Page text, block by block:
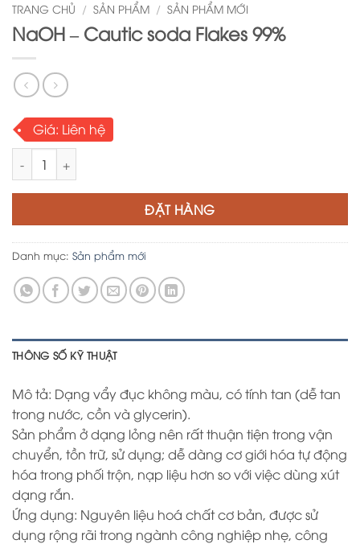
TRANG CHỦ / SẢN PHẨM / SẢN PHẨM MỚI
NaOH – Cautic soda Flakes 99%
Giá: Liên hệ
ĐẶT HÀNG
Danh mục: Sản phẩm mới
THÔNG SỐ KỸ THUẬT
Mô tả: Dạng vẩy đục không màu, có tính tan (dễ tan
trong nước, cồn và glycerin).
Sản phẩm ở dạng lỏng nên rất thuận tiện trong vận
chuyển, tồn trữ, sử dụng; dễ dàng cơ giới hóa tự động
hóa trong phối trộn, nạp liệu hơn so với việc dùng xút
dạng rắn.
Ứng dụng: Nguyên liệu hoá chất cơ bản, được sử
dụng rộng rãi trong ngành công nghiệp nhẹ, công